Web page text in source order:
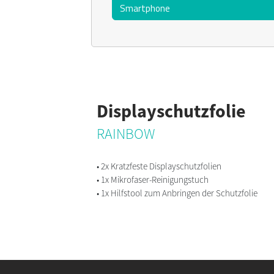
Displayschutzfolie
RAINBOW
• 2x Kratzfeste Displayschutzfolien
• 1x Mikrofaser-Reinigungstuch
• 1x Hilfstool zum Anbringen der Schutzfolie